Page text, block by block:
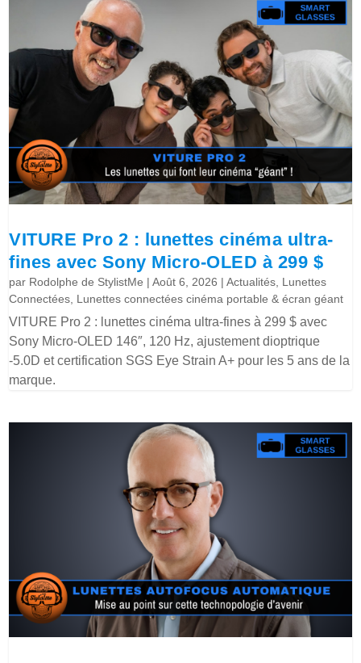
VITURE Pro 2 : lunettes cinéma ultra-
fines avec Sony Micro-OLED à 299 $
par Rodolphe de StylistMe |Août 6, 2026 |Actualités Lunettes
Connectées Lunettes connectées cinéma portable & écran géant
VITURE Pro 2 : lunettes cinéma ultra-fines à 299 $ avec
Sony Micro-OLED 146″, 120 Hz, ajustement dioptrique
-5.0D et certification SGS Eye Strain A+ pour les 5 ans de la
marque.